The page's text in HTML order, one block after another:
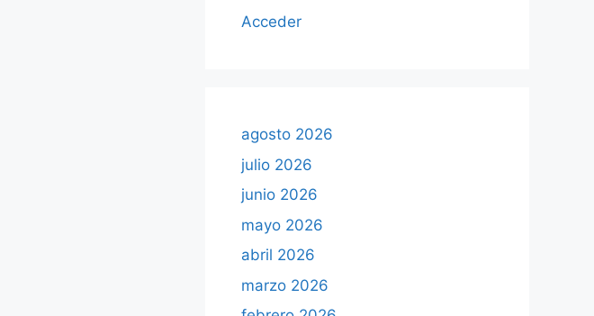
Acceder
agosto 2026
julio 2026
junio 2026
mayo 2026
abril 2026
marzo 2026